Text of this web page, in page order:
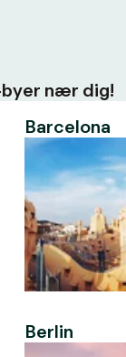
byer nær dig!
Barcelona
Berlin